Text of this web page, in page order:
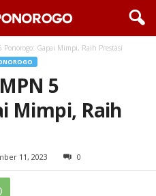
Ponorogo: Gapai Mimpi, Raih Prestasi
5
Mimpi, Raih
11, 2023 0